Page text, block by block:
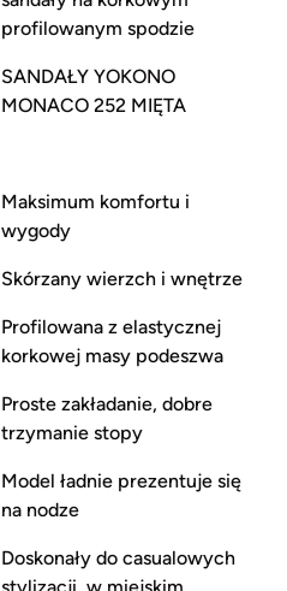
profilowanym spodzie
SANDAŁY YOKONO
MONACO 252 MIĘTA
Maksimum komfortu i
wygody
Skórzany wierzch i wnętrze
Profilowana z elastycznej
korkowej masy podeszwa
Proste zakładanie, dobre
trzymanie stopy
Model ładnie prezentuje się
na nodze
Doskonały do casualowych